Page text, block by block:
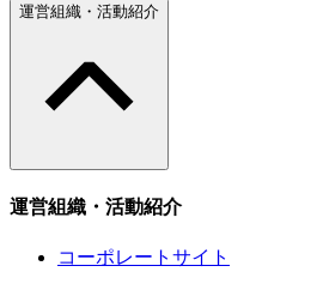
運営組織・活動紹介
運営組織・活動紹介
コーポレートサイト